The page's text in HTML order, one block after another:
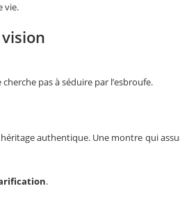
vie.
pas à séduire par l’esbroufe.
authentique. Une montre qui
.